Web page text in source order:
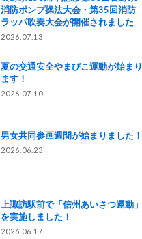
消防ポンプ操法大会・第35回消防
ラッパ吹奏大会が開催されました
2026.07.13
夏の交通安全やまびこ運動が始まり
ます！
2026.07.10
男女共同参画週間が始まりました！
2026.06.23
上諏訪駅前で「信州あいさつ運動」
を実施しました！
2026.06.17